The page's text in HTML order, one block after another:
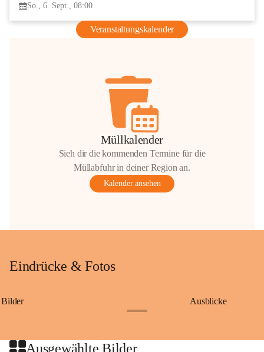
So., 6. Sept., 08:00
Veranstaltungskalender
Müllkalender
Sieh dir die kommenden Termine für die
Müllabfuhr in deiner Region an.
Kalender ansehen
Eindrücke & Fotos
Bilder Ausblicke
Ausgewählte Bilder